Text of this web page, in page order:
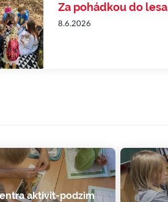
Za pohádkou do lesa
8.6.2026
aktivit-podzim